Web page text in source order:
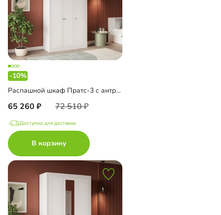
-10%
Распашной шкаф Пратс-3 с антресолью
65 260 72 510
Доступно для доставки
В корзину